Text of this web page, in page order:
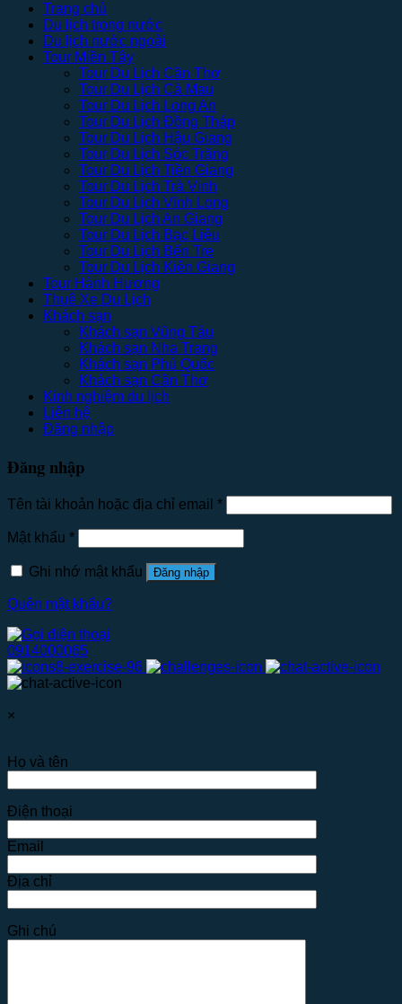
Trang chủ
Du lịch trong nước
Du lịch nước ngoài
Tour Miền Tây
Tour Du Lịch Cần Thơ
Tour Du Lịch Cà Mau
Tour Du Lịch Long An
Tour Du Lịch Đồng Tháp
Tour Du Lịch Hậu Giang
Tour Du Lịch Sóc Trăng
Tour Du Lịch Tiền Giang
Tour Du Lịch Trà Vinh
Tour Du Lịch Vĩnh Long
Tour Du Lịch An Giang
Tour Du Lịch Bạc Liêu
Tour Du Lịch Bến Tre
Tour Du Lịch Kiên Giang
Tour Hành Hương
Thuê Xe Du Lịch
Khách sạn
Khách sạn Vũng Tàu
Khách sạn Nha Trang
Khách sạn Phú Quốc
Khách sạn Cần Thơ
Kinh nghiệm du lịch
Liên hệ
Đăng nhập
Đăng nhập
Tên tài khoản hoặc địa chỉ email *
Mật khẩu *
Ghi nhớ mật khẩu Đăng nhập
Quên mật khẩu?
0914000065
×
Họ và tên
Điện thoại
Email
Địa chỉ
Ghi chú